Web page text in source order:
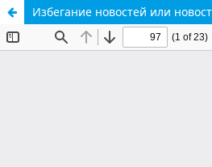
Избегание новостей или